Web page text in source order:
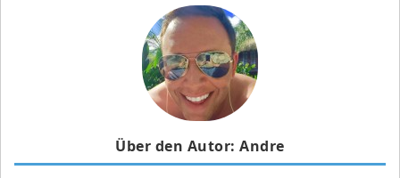
Über den Autor: Andre